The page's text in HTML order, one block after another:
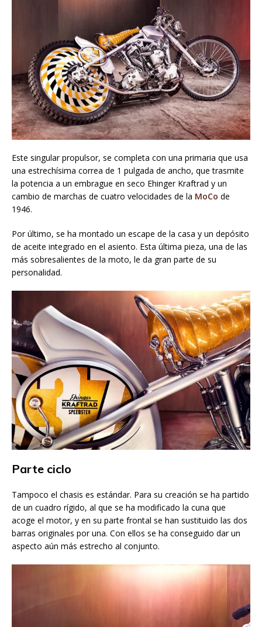
Este singular propulsor, se completa con una primaria que usa
una estrechísima correa de 1 pulgada de ancho, que trasmite
la potencia a un embrague en seco Ehinger Kraftrad y un
cambio de marchas de cuatro velocidades de la MoCo de
1946.
Por último, se ha montado un escape de la casa y un depósito
de aceite integrado en el asiento. Esta última pieza, una de las
más sobresalientes de la moto, le da gran parte de su
personalidad.
Parte ciclo
Tampoco el chasis es estándar. Para su creación se ha partido
de un cuadro rígido, al que se ha modificado la cuna que
acoge el motor, y en su parte frontal se han sustituido las dos
barras originales por una. Con ellos se ha conseguido dar un
aspecto aún más estrecho al conjunto.